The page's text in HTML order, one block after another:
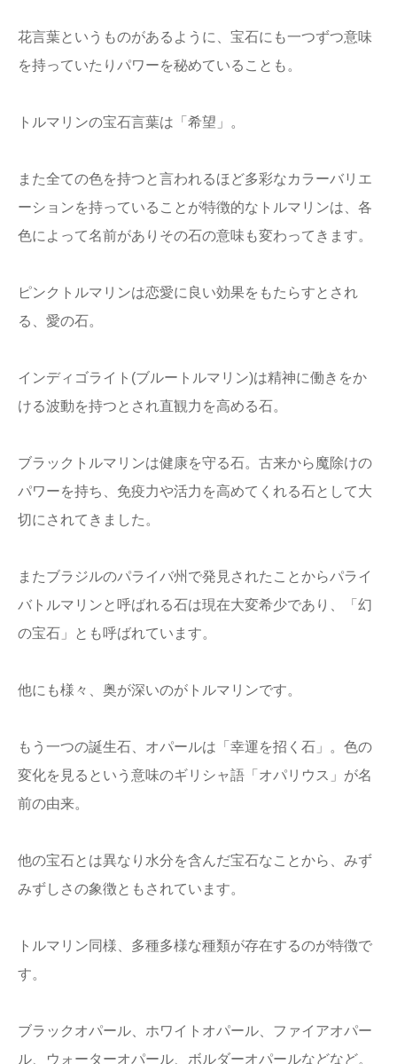
花言葉というものがあるように、宝石にも一つずつ意味
を持っていたりパワーを秘めていることも。
トルマリンの宝石言葉は「希望」。
また全ての色を持つと言われるほど多彩なカラーバリエ
ーションを持っていることが特徴的なトルマリンは、各
色によって名前がありその石の意味も変わってきます。
ピンクトルマリンは恋愛に良い効果をもたらすとされ
る、愛の石。
インディゴライト(ブルートルマリン)は精神に働きをか
ける波動を持つとされ直観力を高める石。
ブラックトルマリンは健康を守る石。古来から魔除けの
パワーを持ち、免疫力や活力を高めてくれる石として大
切にされてきました。
またブラジルのパライバ州で発見されたことからパライ
バトルマリンと呼ばれる石は現在大変希少であり、「幻
の宝石」とも呼ばれています。
他にも様々、奥が深いのがトルマリンです。
もう一つの誕生石、オパールは「幸運を招く石」。色の
変化を見るという意味のギリシャ語「オパリウス」が名
前の由来。
他の宝石とは異なり水分を含んだ宝石なことから、みず
みずしさの象徴ともされています。
トルマリン同様、多種多様な種類が存在するのが特徴で
す。
ブラックオパール、ホワイトオパール、ファイアオパー
ル、ウォーターオパール、ボルダーオパールなどなど。